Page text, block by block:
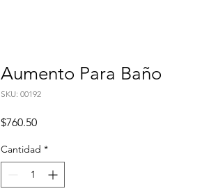
Aumento Para Baño
SKU: 00192
$760.50Precio
Cantidad *